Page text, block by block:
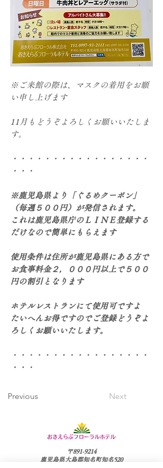
※ご来館の際は、マスクの着用をお願
い申し上げます
11月もどうぞよろしくお願いいたしま
す。
・・・・・・・・・・・・・・・・・
・・・
※鹿児島県より「ぐるめクーポン」
（毎週５００円）が発信されます。
これは鹿児島県庁のＬＩＮＥ登録する
だけなので簡単にもらえます
使用条件は住所が鹿児島県にある方で
お食事料金２，０００円以上で５００
円の割引となります
ホテルレストランにて使用可ですよ
たいへんお得ですのでご登録どうぞよ
ろしくお願いいたします。
・・・・・・・・・・・・・・・・・
・・・
Previous Next
〒891-9214
鹿児島県大島郡知名町知名520